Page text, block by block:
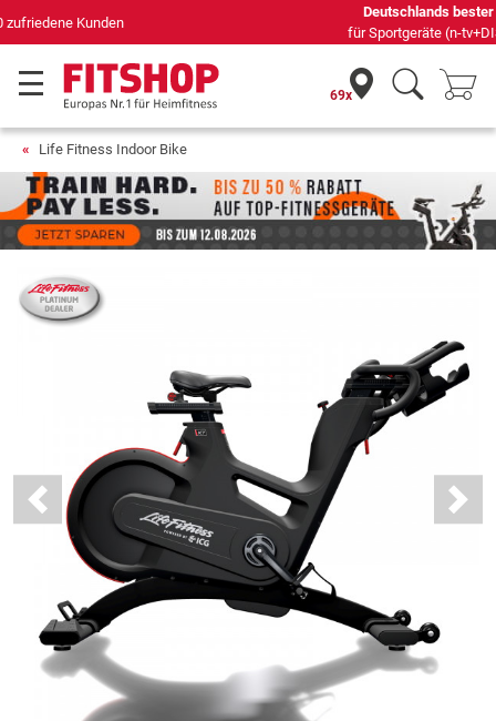
für Sportgeräte (n-tv+DISQ 2016-2024)
69x
Life Fitness Indoor Bike
Previous Next